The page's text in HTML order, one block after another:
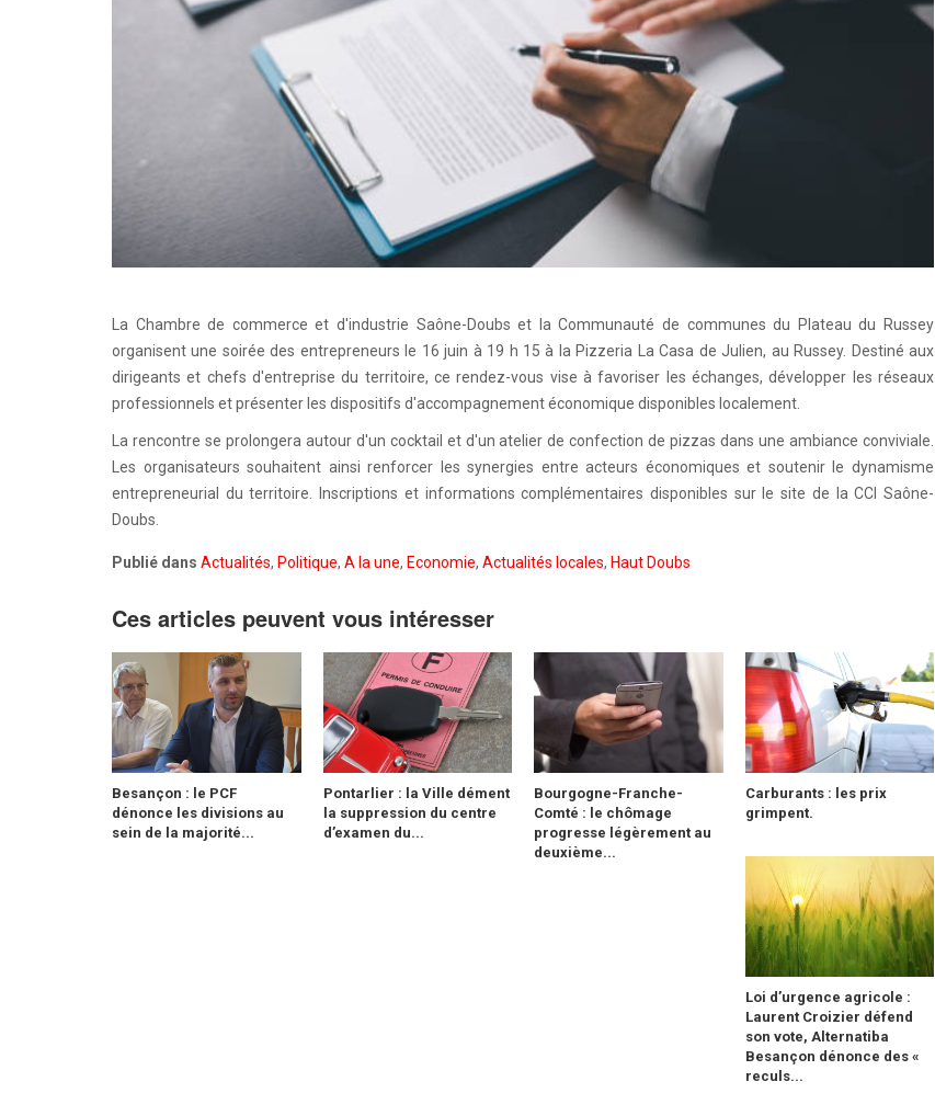
La Chambre de commerce et d'industrie Saône-Doubs et la Communauté de communes du Plateau du Russey
organisent une soirée des entrepreneurs le 16 juin à 19 h 15 à la Pizzeria La Casa de Julien, au Russey. Destiné aux
dirigeants et chefs d'entreprise du territoire, ce rendez-vous vise à favoriser les échanges, développer les réseaux
professionnels et présenter les dispositifs d'accompagnement économique disponibles localement.
La rencontre se prolongera autour d'un cocktail et d'un atelier de confection de pizzas dans une ambiance conviviale.
Les organisateurs souhaitent ainsi renforcer les synergies entre acteurs économiques et soutenir le dynamisme
entrepreneurial du territoire. Inscriptions et informations complémentaires disponibles sur le site de la CCI Saône-
Doubs.
Publié dans Actualités, Politique, A la une, Economie, Actualités locales, Haut Doubs
Ces articles peuvent vous intéresser
Besançon : le PCF
dénonce les divisions au
sein de la majorité...
Pontarlier : la Ville dément
la suppression du centre
d’examen du...
Bourgogne-Franche-
Comté : le chômage
progresse légèrement au
deuxième...
Carburants : les prix
grimpent.
Loi d’urgence agricole :
Laurent Croizier défend
son vote, Alternatiba
Besançon dénonce des «
reculs...